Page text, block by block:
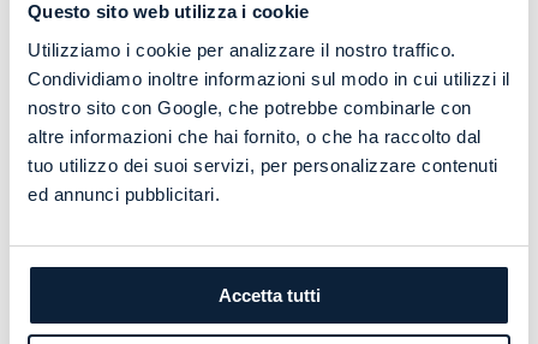
Questo sito web utilizza i cookie
Utilizziamo i cookie per analizzare il nostro traffico.
Condividiamo inoltre informazioni sul modo in cui utilizzi il
nostro sito con Google, che potrebbe combinarle con
altre informazioni che hai fornito, o che ha raccolto dal
tuo utilizzo dei suoi servizi, per personalizzare contenuti
ed annunci pubblicitari.
Accetta tutti